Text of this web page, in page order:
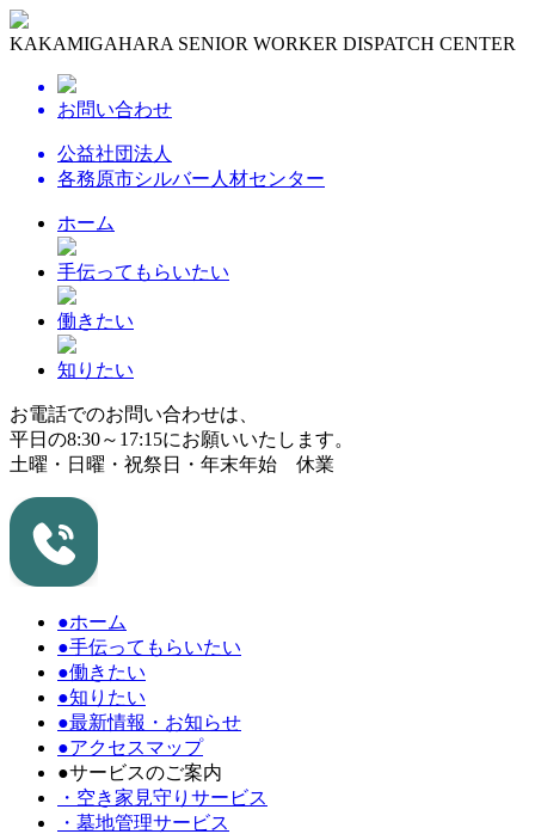
KAKAMIGAHARA SENIOR WORKER DISPATCH CENTER
お問い合わせ
公益社団法人
各務原市シルバー人材センター
ホーム
手伝ってもらいたい
働きたい
知りたい
お電話でのお問い合わせは、
平日の8:30～17:15にお願いいたします。
土曜・日曜・祝祭日・年末年始 休業
●ホーム
●手伝ってもらいたい
●働きたい
●知りたい
●最新情報・お知らせ
●アクセスマップ
●サービスのご案内
・空き家見守りサービス
・墓地管理サービス